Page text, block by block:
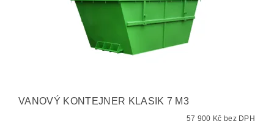
VANOVÝ KONTEJNER KLASIK 7 M3
57 900 Kč bez DPH